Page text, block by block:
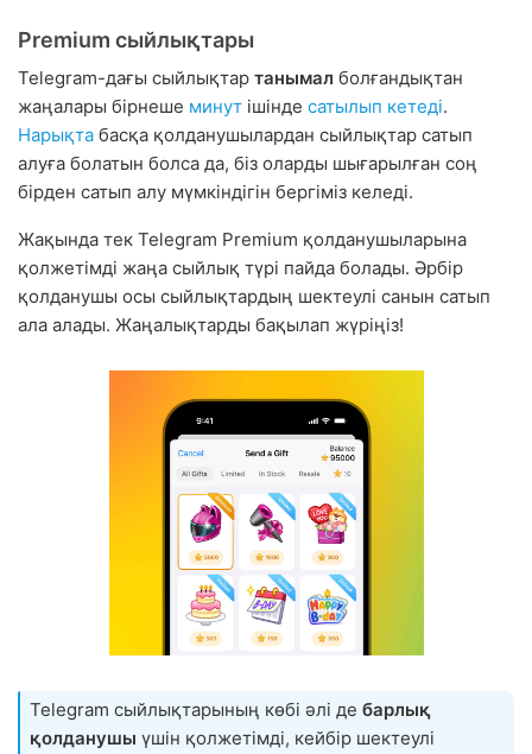
Premium сыйлықтары
Telegram-дағы сыйлықтар танымал болғандықтан
жаңалары бірнеше минут ішінде сатылып кетеді.
Нарықта басқа қолданушылардан сыйлықтар сатып
алуға болатын болса да, біз оларды шығарылған соң
бірден сатып алу мүмкіндігін бергіміз келеді.
Жақында тек Telegram Premium қолданушыларына
қолжетімді жаңа сыйлық түрі пайда болады. Әрбір
қолданушы осы сыйлықтардың шектеулі санын сатып
ала алады. Жаңалықтарды бақылап жүріңіз!
Telegram сыйлықтарының көбі әлі де барлық
қолданушы үшін қолжетімді, кейбір шектеулі